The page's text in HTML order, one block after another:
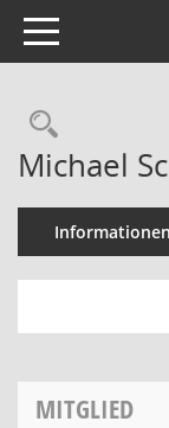
Toggle navigation
Michael
Informationen
MITGLIED